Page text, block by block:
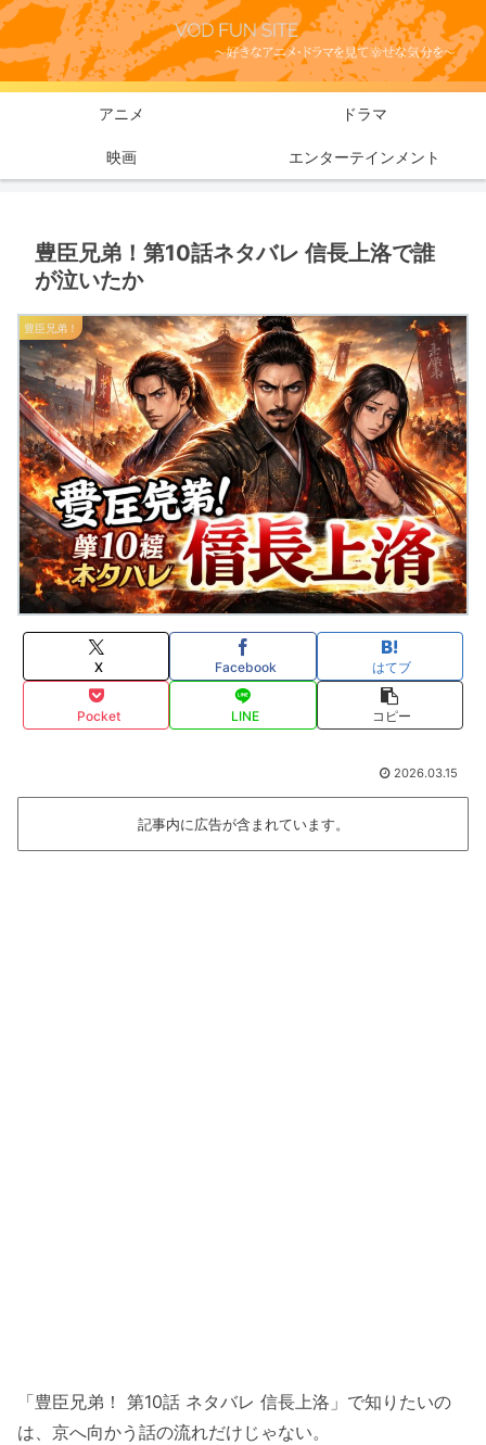
アニメ ドラマ
映画 エンターテインメント
豊臣兄弟！第10話ネタバレ 信長上洛で誰
が泣いたか
豊臣兄弟！
X Facebook はてブ
Pocket LINE コピー
2026.03.15
記事内に広告が含まれています。
「豊臣兄弟！ 第10話 ネタバレ 信長上洛」で知りたいの
は、京へ向かう話の流れだけじゃない。